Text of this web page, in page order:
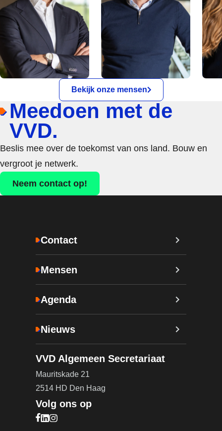
Bekijk onze mensen
Meedoen met de
VVD.
Beslis mee over de toekomst van ons land. Bouw en
vergroot je netwerk.
Neem contact op!
Contact
Mensen
Agenda
Nieuws
VVD Algemeen Secretariaat
Mauritskade 21
2514 HD Den Haag
Volg ons op
Bezoek onze Facebook pagina (opent in nieuw
Bezoek onze LinkedIn pagina (opent in nieuw
Bezoek onze Instagram pagina (opent in